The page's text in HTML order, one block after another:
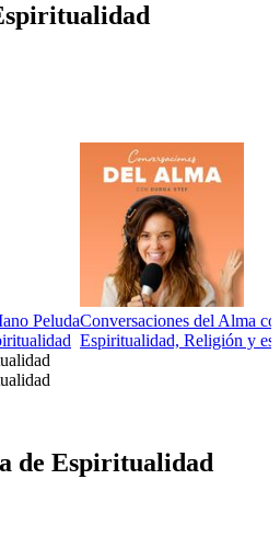
PeludaConversaciones del Alma
Espiritualidad, Religión y
de Espiritualidad